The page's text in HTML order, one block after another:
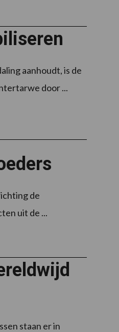
aanhoudt, is de
door ...
de
uit de ...
staan er in